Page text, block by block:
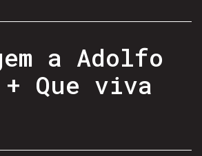
a Adolfo
Que viva